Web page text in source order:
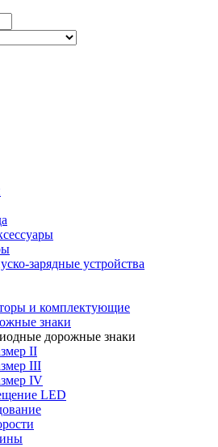
зарядные устройства
и комплектующие
знаки
дорожные знаки
II
III
IV
LED